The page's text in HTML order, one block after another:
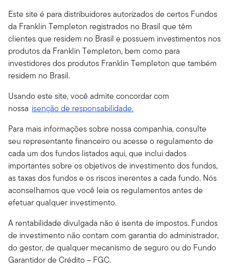
Este site é para distribuidores autorizados de certos Fundos
da Franklin Templeton registrados no Brasil que têm
clientes que residem no Brasil e possuem investimentos nos
produtos da Franklin Templeton, bem como para
investidores dos produtos Franklin Templeton que também
residem no Brasil.
Usando este site, você admite concordar com
nossa isenção de responsabilidade.
Para mais informações sobre nossa companhia, consulte
seu representante financeiro ou acesse o regulamento de
cada um dos fundos listados aqui, que inclui dados
importantes sobre os objetivos de investimento dos fundos,
as taxas dos fundos e os riscos inerentes a cada fundo. Nós
aconselhamos que você leia os regulamentos antes de
efetuar qualquer investimento.
A rentabilidade divulgada não é isenta de impostos. Fundos
de investimento não contam com garantia do administrador,
do gestor, de qualquer mecanismo de seguro ou do Fundo
Garantidor de Crédito – FGC.